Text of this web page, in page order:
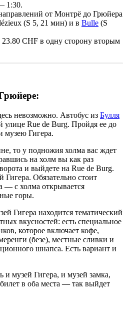
1:30.
от Монтрё до Грюйера
(S 5, 21 мин) и в Bulle (S
23.80 CHF в одну сторону вторым
невозможно. Автобус из Булля
улице Rue de Burg. Пройдя ее до
музею Гигера.
то у подножия холма вас ждет
на холм вы как раз
и выйдете на Rue de Burg.
Гигера. Обязательно стоит
— с холма открывается
горы.
Гигера находится тематический
вкусностей: есть специальное
которое включает кофе,
(безе), местные сливки и
шнапса. Есть вариант и
и музей Гигера, и музей замка,
в оба места — так выйдет